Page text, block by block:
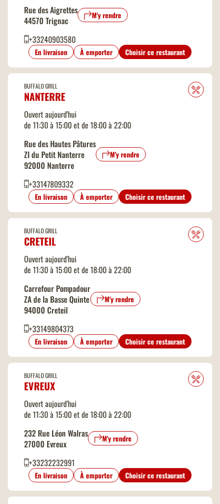
Rue des Aigrettes
44570 Trignac
M'y rendre
+33240903580
En livraison À emporter Choisir ce restaurant
BUFFALO GRILL
NANTERRE
Ouvert aujourd'hui
de 11:30 à 15:00 et de 18:00 à 22:00
Rue des Hautes Pâtures
ZI du Petit Nanterre
92000 Nanterre
M'y rendre
+33147809332
En livraison À emporter Choisir ce restaurant
BUFFALO GRILL
CRETEIL
Ouvert aujourd'hui
de 11:30 à 15:00 et de 18:00 à 22:00
Carrefour Pompadour
ZA de la Basse Quinte
94000 Creteil
M'y rendre
+33149804373
En livraison À emporter Choisir ce restaurant
BUFFALO GRILL
EVREUX
Ouvert aujourd'hui
de 11:30 à 15:00 et de 18:00 à 22:00
232 Rue Léon Walras
27000 Evreux
M'y rendre
+33232232991
En livraison À emporter Choisir ce restaurant